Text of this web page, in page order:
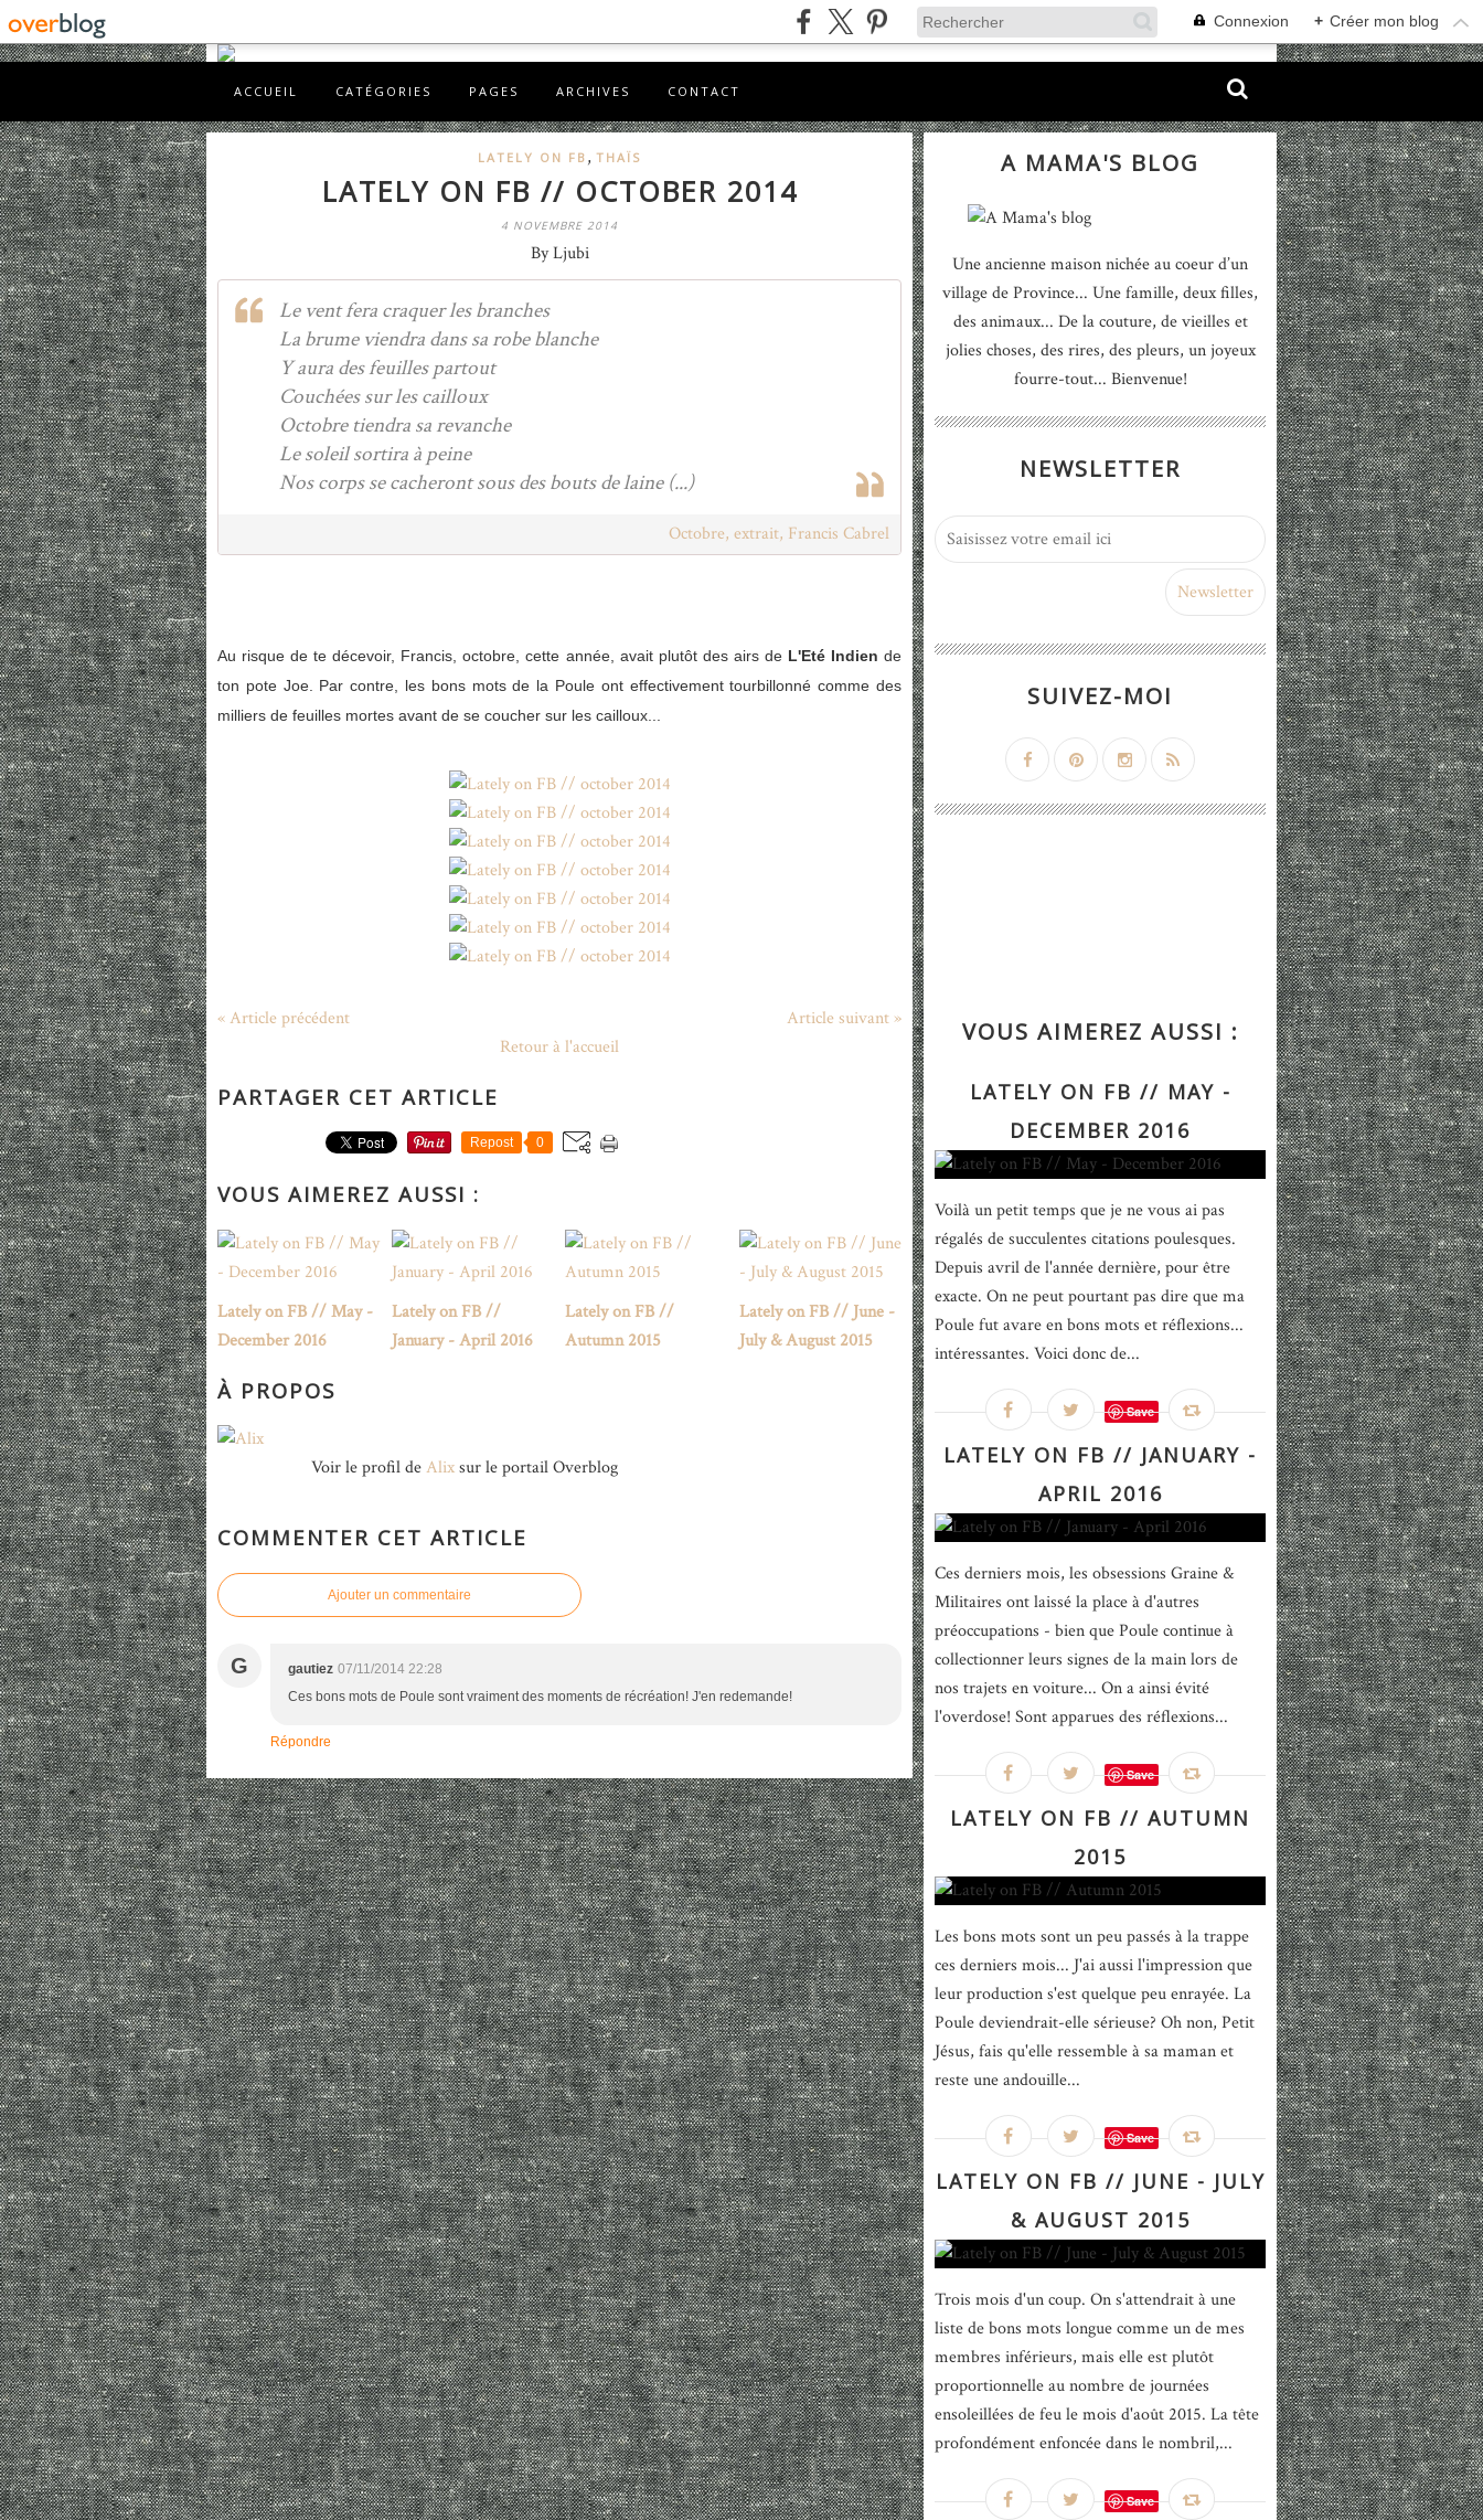
Connexion + Créer mon blog
ACCUEIL CATÉGORIES PAGES ARCHIVES CONTACT
LATELY ON FB , THAÏS
LATELY ON FB // OCTOBER 2014
4 NOVEMBRE 2014
By Ljubi
Le vent fera craquer les branches
La brume viendra dans sa robe blanche
Y aura des feuilles partout
Couchées sur les cailloux
Octobre tiendra sa revanche
Le soleil sortira à peine
Nos corps se cacheront sous des bouts de laine (...)
Octobre, extrait, Francis Cabrel
Au risque de te décevoir, Francis, octobre, cette année, avait plutôt des airs de L'Eté Indien de
ton pote Joe. Par contre, les bons mots de la Poule ont effectivement tourbillonné comme des
milliers de feuilles mortes avant de se coucher sur les cailloux...
« Article précédent
Article suivant »
Retour à l'accueil
PARTAGER CET ARTICLE
Repost 0
VOUS AIMEREZ AUSSI :
Lately on FB // May -
December 2016
Lately on FB //
January - April 2016
Lately on FB //
Autumn 2015
Lately on FB // June -
July & August 2015
À PROPOS
Voir le profil deAlixsur le portail Overblog
COMMENTER CET ARTICLE
Ajouter un commentaire
G gautiez 07/11/2014 22:28
Ces bons mots de Poule sont vraiment des moments de récréation! J'en redemande!
Répondre
A MAMA'S BLOG
Une ancienne maison nichée au coeur d’un
village de Province... Une famille, deux filles,
des animaux... De la couture, de vieilles et
jolies choses, des rires, des pleurs, un joyeux
fourre-tout... Bienvenue!
NEWSLETTER
SUIVEZ-MOI
VOUS AIMEREZ AUSSI :
LATELY ON FB // MAY -
DECEMBER 2016
Voilà un petit temps que je ne vous ai pas
régalés de succulentes citations poulesques.
Depuis avril de l'année dernière, pour être
exacte. On ne peut pourtant pas dire que ma
Poule fut avare en bons mots et réflexions...
intéressantes. Voici donc de...
Save
LATELY ON FB // JANUARY -
APRIL 2016
Ces derniers mois, les obsessions Graine &
Militaires ont laissé la place à d'autres
préoccupations - bien que Poule continue à
collectionner leurs signes de la main lors de
nos trajets en voiture... On a ainsi évité
l'overdose! Sont apparues des réflexions...
Save
LATELY ON FB // AUTUMN
2015
Les bons mots sont un peu passés à la trappe
ces derniers mois... J'ai aussi l'impression que
leur production s'est quelque peu enrayée. La
Poule deviendrait-elle sérieuse? Oh non, Petit
Jésus, fais qu'elle ressemble à sa maman et
reste une andouille...
Save
LATELY ON FB // JUNE - JULY
& AUGUST 2015
Trois mois d'un coup. On s'attendrait à une
liste de bons mots longue comme un de mes
membres inférieurs, mais elle est plutôt
proportionnelle au nombre de journées
ensoleillées de feu le mois d'août 2015. La tête
profondément enfoncée dans le nombril,...
Save